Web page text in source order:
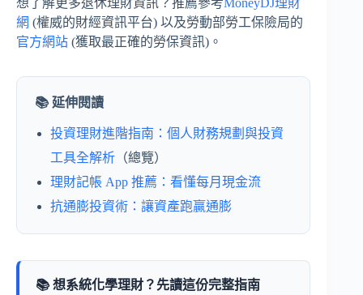
想了解更多退休理財資訊？推薦參考MoneyDJ理財
網 (權威的財經資訊平台) 以及勞動部勞工保險局的
官方網站 (獲取最正確的勞保資訊)。
📚 延伸閱讀
投資理財進階指南：個人財務規劃與投資
工具全解析 （總覽）
理財記帳 App 推薦：看懂每月現金流
抗通膨投資術：讓資產跑贏通膨
📚 想系統化學理財？先讀這份完整指南